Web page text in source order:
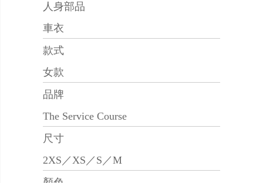
人身部品
車衣
款式
女款
品牌
The Service Course
尺寸
2XS／XS／S／M